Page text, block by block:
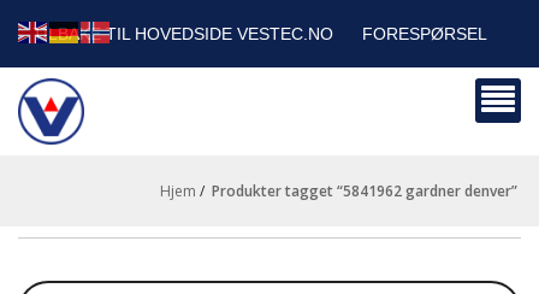
TILBAKE TIL HOVEDSIDE VESTEC.NO FORESPØRSEL
HANDLEVOGN
BEDRIFTSKUNDER
Hjem / produkter tagget “5841962 gardner denver”